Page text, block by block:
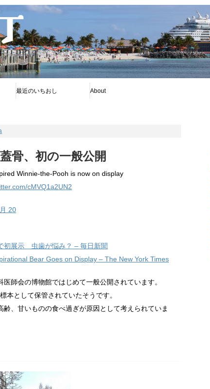
最近のいちおし About
骨、初の一般公開
Winnie-the-Pooh is now on display
cMVQ1a2UN2
20
初展示 虫歯が悩み？ – 毎日新聞
Bear Goes on Display – The New York Times
師会の博物館ではじめて一般公開されています。
本として保管されていたそうです。
、甘いものの食べ過ぎが原因として考えられていま